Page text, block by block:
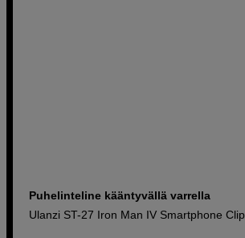
Puhelinteline kääntyvällä varrella
Ulanzi ST-27 Iron Man IV Smartphone Clip